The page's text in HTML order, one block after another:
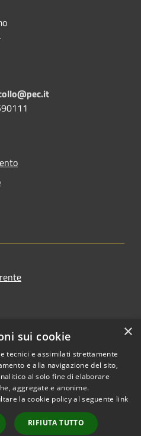
Copyright © 2026 • Comune di
Alcamo • Powered by
Municipium•
Accesso
×
sui cookie
tecnici e assimilati strettamente
e alla navigazione del sito,
al solo fine di elaborare
aggregate e anonime.
la cookie policy al seguente link
RIFIUTA TUTTO